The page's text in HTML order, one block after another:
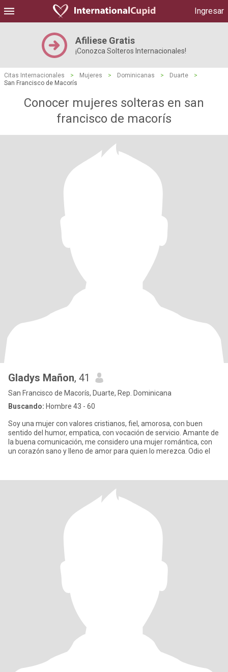
Ingresar
Afiliese Gratis
¡Conozca Solteros Internacionales!
Citas Internacionales > Mujeres > Dominicanas > Duarte
>
San Francisco de Macorís
Conocer mujeres solteras en san
francisco de macorís
Gladys Mañon, 41
San Francisco de Macorís, Duarte, Rep. Dominicana
Buscando: Hombre 43 - 60
Soy una mujer con valores cristianos, fiel, amorosa, con buen
sentido del humor, empatica, con vocación de servicio. Amante de
la buena comunicación, me considero una mujer romántica, con
un corazón sano y lleno de amor para quien lo merezca. Odio el